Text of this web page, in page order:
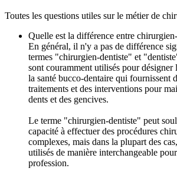
Toutes les questions utiles sur le métier de
Quelle est la différence entre
En général, il n'y a pas de différence
termes "chirurgien-dentiste" et
sont couramment utilisés pour désigner
la santé bucco-dentaire qui fournissent
traitements et des interventions pour
dents et des gencives.
Le terme "chirurgien-dentiste" peut
capacité à effectuer des procédures
complexes, mais dans la plupart des
utilisés de manière interchangeable
profession.